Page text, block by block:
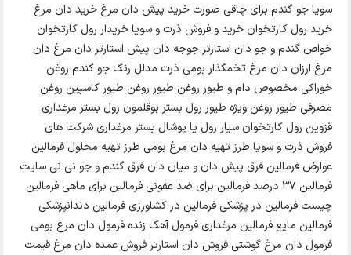
سویا جو گندم برای چاقی صورت خرید پیش دان مرغ خرید دان مرغ
خرید رول کارتخوان خرید و فروش ذرت و سویا خریدار رول کارتخوان
خواص گندم و جو دان استارتر جوجه دان پیش استارتر دان مرغ دان
مرغ ارزان دان مرغ تخمگذار بومی ذرت مدلل رنگ جو گندم روغن
خوراکی مخصوص دام و طیور روغن طیور روغن طیور کاسپین روغن
مصرفی طیور روغن ویژه طیور رول بستر بوقلمون رول بستر مرغداری
قزوین رول کارتخوان سیار رول یا پوشال بستر مرغداری شرکت های
فروش ذرت و سویا طرز تهیه دان مرغ بومی طرز تهیه محلول فرمالین
عوارض فرمالین فرق پیش دان و میان دان فرق گندم و جو نی نی سایت
فرمالین ۳۷ درصد فرمالین برای ضد عفونی فرمالین برای ماهی فرمالین
چیست فرمالین در پزشکی فرمالین در کشاورزی فرمالین دندانپزشکی
فرمالین مایع فرمالین مرغداری فرمول آهک زنده فرمول دان مرغ بومی
فرمول دان مرغ گوشتی فروش دان استارتر فروش عمده دان مرغ قیمت